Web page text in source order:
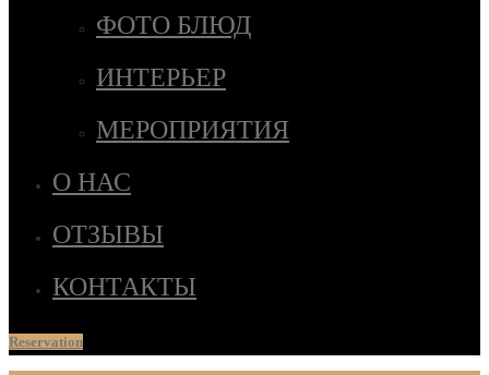
ФОТО БЛЮД
ИНТЕРЬЕР
МЕРОПРИЯТИЯ
О НАС
ОТЗЫВЫ
КОНТАКТЫ
Reservation